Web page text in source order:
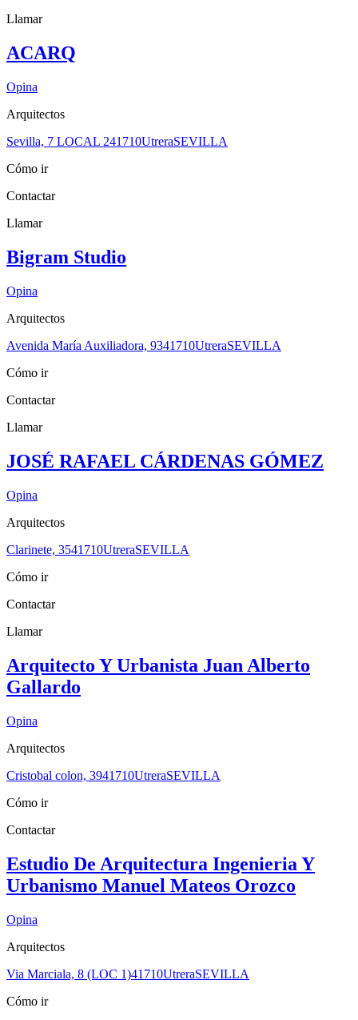
Llamar
ACARQ
Opina
Arquitectos
Sevilla, 7 LOCAL 241710UtreraSEVILLA
Cómo ir
Contactar
Llamar
Bigram Studio
Opina
Arquitectos
Avenida María Auxiliadora, 9341710UtreraSEVILLA
Cómo ir
Contactar
Llamar
JOSÉ RAFAEL CÁRDENAS GÓMEZ
Opina
Arquitectos
Clarinete, 3541710UtreraSEVILLA
Cómo ir
Contactar
Llamar
Arquitecto Y Urbanista Juan Alberto
Gallardo
Opina
Arquitectos
Cristobal colon, 3941710UtreraSEVILLA
Cómo ir
Contactar
Estudio De Arquitectura Ingenieria Y
Urbanismo Manuel Mateos Orozco
Opina
Arquitectos
Via Marciala, 8 (LOC 1)41710UtreraSEVILLA
Cómo ir